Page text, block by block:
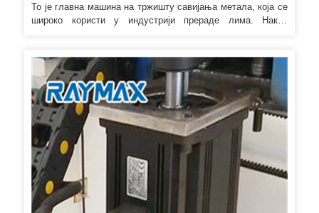
То је главна машина на тржишту савијања метала, која се
широко користи у индустрији прераде лима. Након
калупи/матрице се могу дизајнирати ако клијенти могу да
обезбеде цртеж калупа/материјала или радних комада, ми
ћемо дизајнирати.